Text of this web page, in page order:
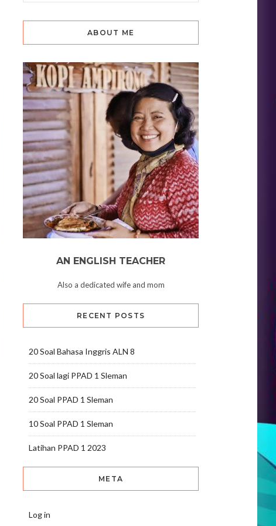
ABOUT ME
AN ENGLISH TEACHER
Also a dedicated wife and mom
RECENT POSTS
20 Soal Bahasa Inggris ALN 8
20 Soal lagi PPAD 1 Sleman
20 Soal PPAD 1 Sleman
10 Soal PPAD 1 Sleman
Latihan PPAD 1 2023
META
Log in